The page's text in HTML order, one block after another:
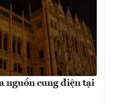
nguồn cung điện tại